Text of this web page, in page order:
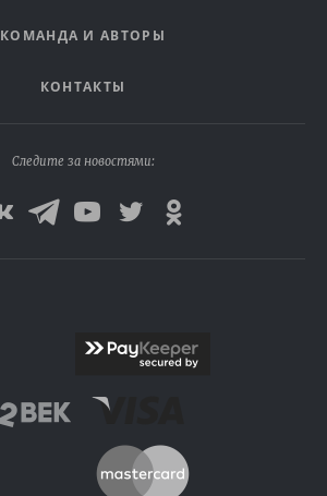
КОМАНДА И АВТОРЫ
КОНТАКТЫ
Следите за новостями: